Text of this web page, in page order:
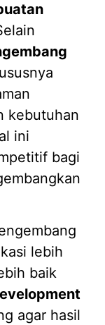
kebutuhan
ini
bagi
lebih
baik
agar hasil